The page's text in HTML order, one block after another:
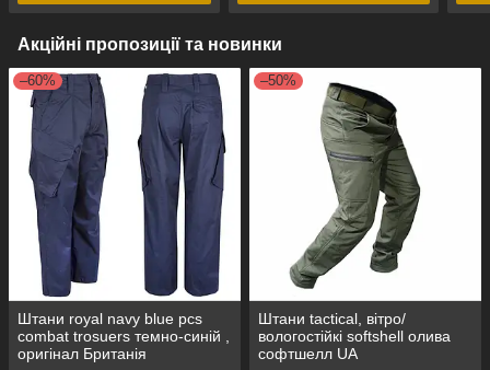
Акційні пропозиції та новинки
–60%
Штани royal navy blue pcs
combat trosuers темно-синій ,
оригінал Британія
–50%
Штани tactical, вітро/
вологостійкі softshell олива
софтшелл UA